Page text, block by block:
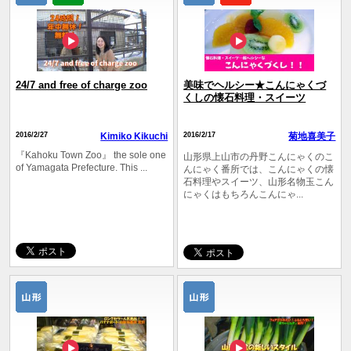
24/7 and free of charge zoo
2016/2/27
Kimiko Kikuchi
『Kahoku Town Zoo』 the sole one
of Yamagata Prefecture. This ...
美味でヘルシー★こんにゃくづ
くしの懐石料理・スイーツ
2016/2/17
菊地喜美子
山形県上山市の丹野こんにゃくのこ
んにゃく番所では、こんにゃくの懐
石料理やスイーツ、山形名物玉こん
にゃくはもちろんこんにゃ...